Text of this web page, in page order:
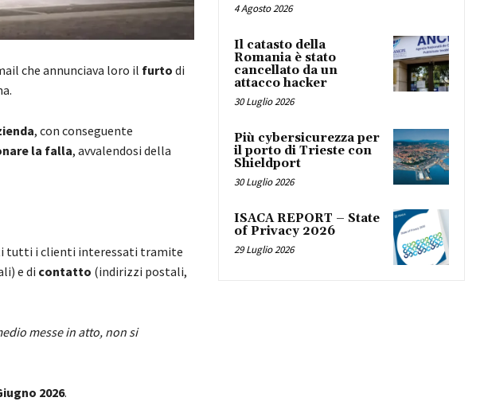
che annunciava loro il furto di
, con conseguente
la falla, avvalendosi della
tutti i clienti interessati tramite
e di contatto (indirizzi postali,
messe in atto, non si
2026.
4 Agosto 2026
Il catasto della
Romania è stato
cancellato da un
attacco hacker
30 Luglio 2026
Più cybersicurezza per
il porto di Trieste con
Shieldport
30 Luglio 2026
ISACA REPORT – State
of Privacy 2026
29 Luglio 2026